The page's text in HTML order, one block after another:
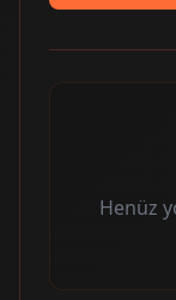
Henüz